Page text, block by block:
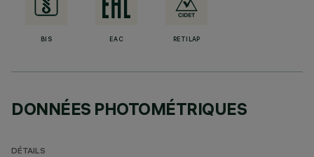
BIS EAC RETILAP
DONNÉES PHOTOMÉTRIQUES
DÉTAILS